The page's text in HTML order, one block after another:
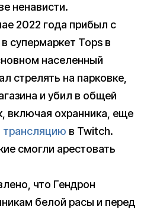
ненависти.
2022 года прибыл с
супермаркет Tops в
населенный
стрелять на парковке,
и убил в общей
включая охранника, еще
трансляцию в Twitch.
смогли арестовать
что Гендрон
белой расы и перед